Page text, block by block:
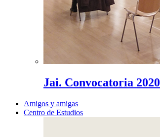
Jai. Convocatoria 2020
Amigos y amigas
Centro de Estudios